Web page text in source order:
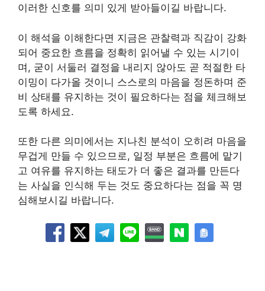
이러한 신호를 의미 있게 받아들이길 바랍니다.
이 해석을 이해한다면 지금은 관찰력과 직감이 강화
되어 중요한 흐름을 정확히 읽어낼 수 있는 시기이
며, 굳이 서둘러 결정을 내리지 않아도 곧 적절한 타
이밍이 다가올 것이니 스스로의 마음을 정돈하며 준
비 상태를 유지하는 것이 필요하다는 점을 체크해보
도록 하세요.
또한 다른 의미에서는 지나친 분석이 오히려 마음을
무겁게 만들 수 있으므로, 일정 부분은 흐름에 맡기
고 여유를 유지하는 태도가 더 좋은 결과를 만든다
는 사실을 인식해 두는 것도 중요하다는 점을 꼭 명
심해보시길 바랍니다.